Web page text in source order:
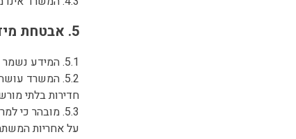
5. אבטחת מידע
5.1. המידע נשמר במערכות מאובטחות, תוך שימוש באמצעים מקובלים, לרבות הצפנת מידע, הגבלת גישה ו-SSL.
5.2. המשרד
חדירות בלתי
5.3. מובהר
על אחריות